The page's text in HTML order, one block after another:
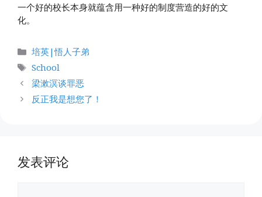
一个好的校长本身就蕴含用一种好的制度营造的好的文
化。
分
类
培英|悟人子弟
标
签
School
梁漱溟谈罪恶
反正我是想您了！
发表评论